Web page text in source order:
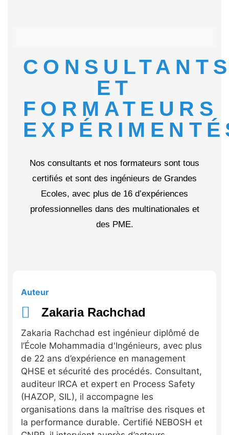
ET
FORMATEURS
Nos consultants et nos formateurs sont tous
certifiés et sont des ingénieurs de Grandes
Ecoles, avec plus de 16 d’expériences
professionnelles dans des multinationales et
des PME.
Auteur
Zakaria Rachchad
Zakaria Rachchad est ingénieur diplômé de
l’École Mohammadia d'Ingénieurs, avec plus
de 22 ans d’expérience en management
QHSE et sécurité des procédés. Consultant,
auditeur IRCA et expert en Process Safety
(HAZOP, SIL), il accompagne les
organisations dans la maîtrise des risques et
la performance durable. Certifié NEBOSH et